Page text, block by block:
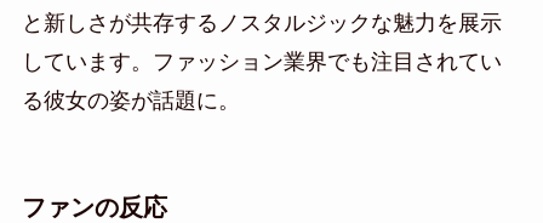
と新しさが共存するノスタルジックな魅力を展示
しています。ファッション業界でも注目されてい
る彼女の姿が話題に。
ファンの反応